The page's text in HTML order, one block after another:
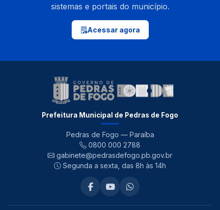
sistemas e portais do município.
Acessar agora
Prefeitura Municipal de Pedras de Fogo
Pedras de Fogo — Paraíba
0800 000 2788
gabinete@pedrasdefogo.pb.gov.br
Segunda a sexta, das 8h às 14h